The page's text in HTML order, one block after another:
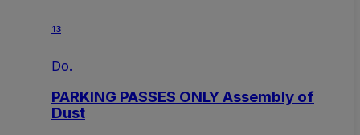
13
Do.
PARKING PASSES ONLY Assembly of
Dust